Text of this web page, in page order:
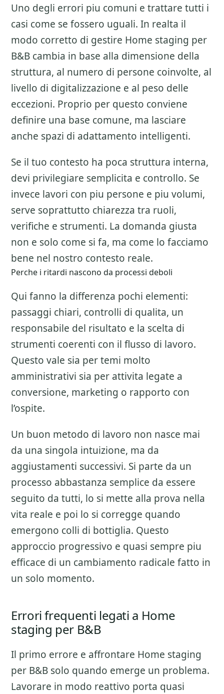
Uno degli errori piu comuni e trattare tutti i
casi come se fossero uguali. In realta il
modo corretto di gestire Home staging per
B&B cambia in base alla dimensione della
struttura, al numero di persone coinvolte, al
livello di digitalizzazione e al peso delle
eccezioni. Proprio per questo conviene
definire una base comune, ma lasciare
anche spazi di adattamento intelligenti.
Se il tuo contesto ha poca struttura interna,
devi privilegiare semplicita e controllo. Se
invece lavori con piu persone e piu volumi,
serve soprattutto chiarezza tra ruoli,
verifiche e strumenti. La domanda giusta
non e solo come si fa, ma come lo facciamo
bene nel nostro contesto reale.
Perche i ritardi nascono da processi deboli
Qui fanno la differenza pochi elementi:
passaggi chiari, controlli di qualita, un
responsabile del risultato e la scelta di
strumenti coerenti con il flusso di lavoro.
Questo vale sia per temi molto
amministrativi sia per attivita legate a
conversione, marketing o rapporto con
l’ospite.
Un buon metodo di lavoro non nasce mai
da una singola intuizione, ma da
aggiustamenti successivi. Si parte da un
processo abbastanza semplice da essere
seguito da tutti, lo si mette alla prova nella
vita reale e poi lo si corregge quando
emergono colli di bottiglia. Questo
approccio progressivo e quasi sempre piu
efficace di un cambiamento radicale fatto in
un solo momento.
Errori frequenti legati a Home
staging per B&B
Il primo errore e affrontare Home staging
per B&B solo quando emerge un problema.
Lavorare in modo reattivo porta quasi